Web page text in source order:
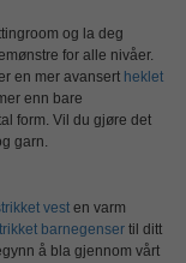
og la deg
for alle nivåer.
en mer avansert heklet
enn bare
form. Vil du gjøre det
garn.
vest en varm
barnegenser til ditt
å bla gjennom vårt